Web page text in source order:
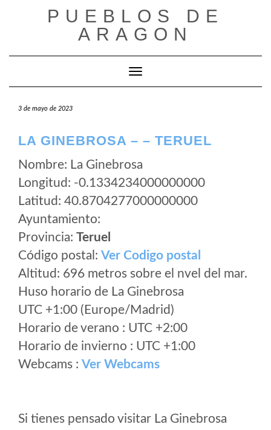
PUEBLOS DE
ARAGON
Cambiar modo de navegación
3 de mayo de 2023
LA GINEBROSA – – TERUEL
Nombre: La Ginebrosa
Longitud: -0.1334234000000000
Latitud: 40.8704277000000000
Ayuntamiento:
Provincia: Teruel
Código postal: Ver Codigo postal
Altitud: 696 metros sobre el nvel del mar.
Huso horario de La Ginebrosa
UTC +1:00 (Europe/Madrid)
Horario de verano : UTC +2:00
Horario de invierno : UTC +1:00
Webcams : Ver Webcams
Si tienes pensado visitar La Ginebrosa